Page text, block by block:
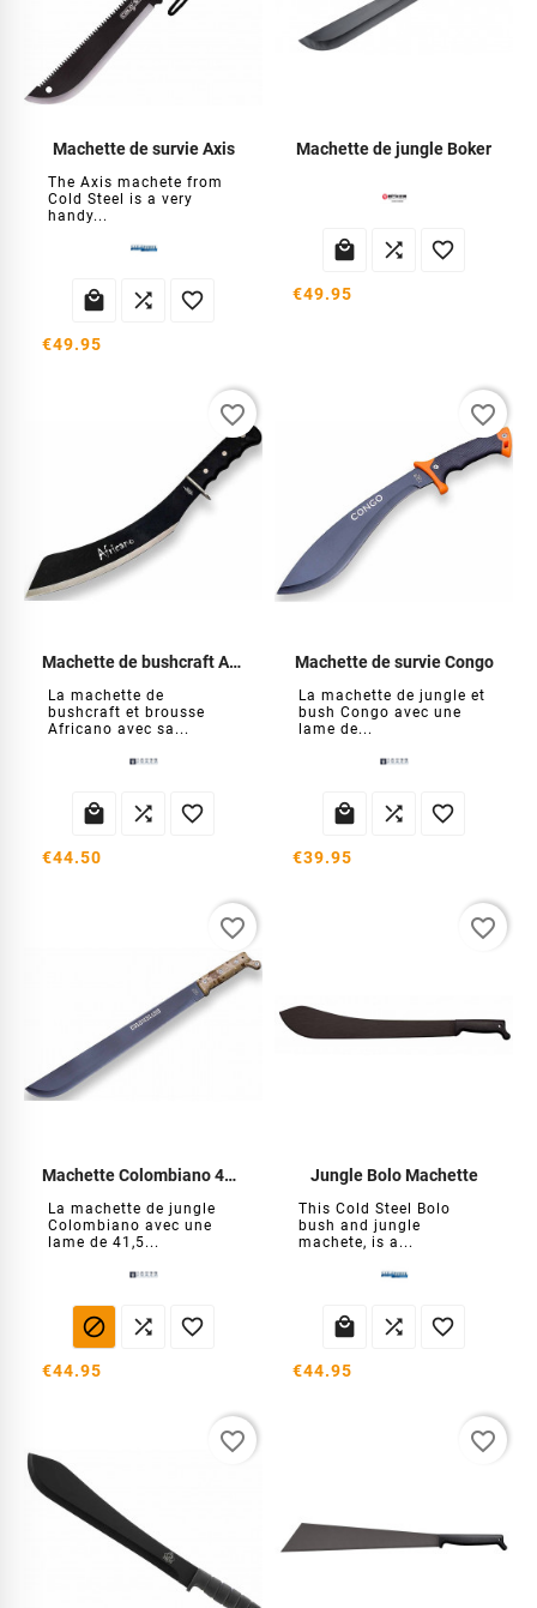
Machette de survie Axis
The Axis machete from
Cold Steel is a very
handy...
  
€49.95
Machette de jungle Boker
  
€49.95
Machette de bushcraft Africano
La machette de
bushcraft et brousse
Africano avec sa...
  
€44.50
favorite_border
Machette de survie Congo
La machette de jungle et
bush Congo avec une
lame de...
  
€39.95
favorite_border
Machette Colombiano 41cm Inox
La machette de jungle
Colombiano avec une
lame de 41,5...
  
€44.95
favorite_border
Jungle Bolo Machette
This Cold Steel Bolo
bush and jungle
machete, is a...
  
€44.95
favorite_border
favorite_border favorite_border